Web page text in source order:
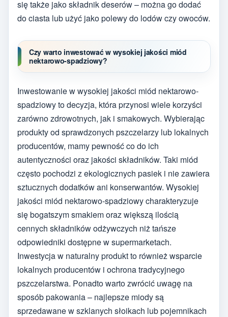
się także jako składnik deserów – można go dodać
do ciasta lub użyć jako polewy do lodów czy owoców.
Czy warto inwestować w wysokiej jakości miód
nektarowo-spadziowy?
Inwestowanie w wysokiej jakości miód nektarowo-
spadziowy to decyzja, która przynosi wiele korzyści
zarówno zdrowotnych, jak i smakowych. Wybierając
produkty od sprawdzonych pszczelarzy lub lokalnych
producentów, mamy pewność co do ich
autentyczności oraz jakości składników. Taki miód
często pochodzi z ekologicznych pasiek i nie zawiera
sztucznych dodatków ani konserwantów. Wysokiej
jakości miód nektarowo-spadziowy charakteryzuje
się bogatszym smakiem oraz większą ilością
cennych składników odżywczych niż tańsze
odpowiedniki dostępne w supermarketach.
Inwestycja w naturalny produkt to również wsparcie
lokalnych producentów i ochrona tradycyjnego
pszczelarstwa. Ponadto warto zwrócić uwagę na
sposób pakowania – najlepsze miody są
sprzedawane w szklanych słoikach lub pojemnikach